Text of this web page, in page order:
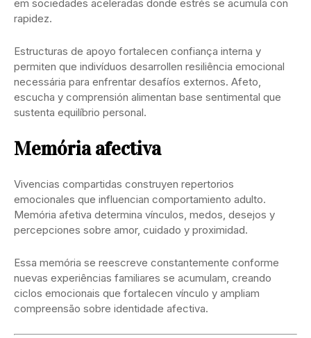
em sociedades aceleradas donde estrés se acumula con
rapidez.
Estructuras de apoyo fortalecen confiança interna y
permiten que indivíduos desarrollen resiliência emocional
necessária para enfrentar desafíos externos. Afeto,
escucha y comprensión alimentan base sentimental que
sustenta equilíbrio personal.
Memória afectiva
Vivencias compartidas construyen repertorios
emocionales que influencian comportamiento adulto.
Memória afetiva determina vínculos, medos, desejos y
percepciones sobre amor, cuidado y proximidad.
Essa memória se reescreve constantemente conforme
nuevas experiências familiares se acumulam, creando
ciclos emocionais que fortalecen vínculo y ampliam
compreensão sobre identidade afectiva.